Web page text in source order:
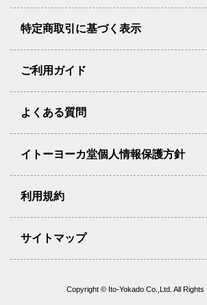
特定商取引に基づく表示
ご利用ガイド
よくある質問
イトーヨーカ堂個人情報保護方針
利用規約
サイトマップ
Copyright © Ito-Yokado Co.,Ltd. All Rights